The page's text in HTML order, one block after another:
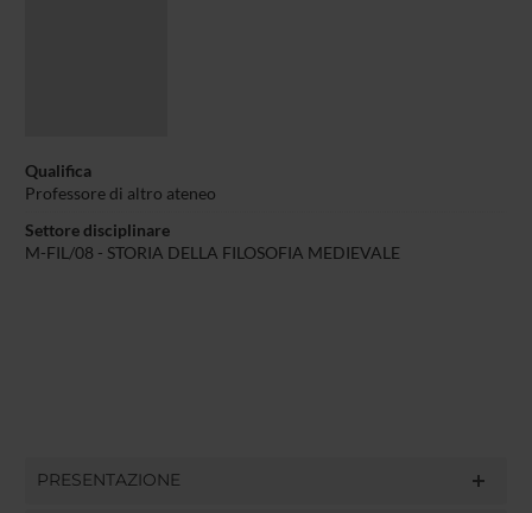
Qualifica
Professore di altro ateneo
Settore disciplinare
M-FIL/08 - STORIA DELLA FILOSOFIA MEDIEVALE
PRESENTAZIONE